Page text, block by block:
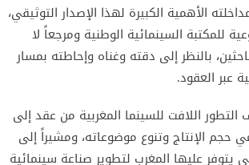
الأهمية الكبيرة لهذا الإصدار التوثيقي،
للمكتبة السينمائية الوطنية ومرجعاً لا
بالنظر إلى دقته وغناه وإحاطته بمسار
عبر العقود.
التطور اللافت للسينما المغربية من عقد إلى
حجم الإنتاج وتنوع موضوعاته، ومشيراً إلى
يتوفر عليها المغرب لتطوير صناعة سينمائية